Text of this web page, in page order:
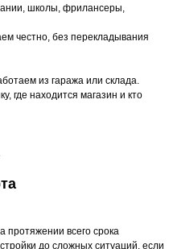
школы, фрилансеры,
честно, без перекладывания
из гаража или склада.
где находится магазин и кто
протяжении всего срока
до сложных ситуаций, если